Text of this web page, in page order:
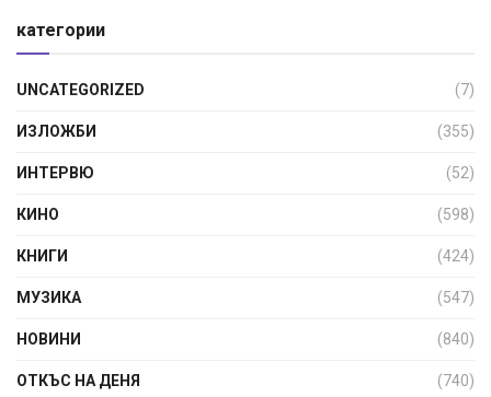
категории
UNCATEGORIZED (7)
ИЗЛОЖБИ (355)
ИНТЕРВЮ (52)
КИНО (598)
КНИГИ (424)
МУЗИКА (547)
НОВИНИ (840)
ОТКЪС НА ДЕНЯ (740)